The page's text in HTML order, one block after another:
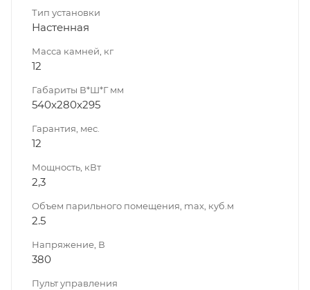
Тип установки
Настенная
Масса камней, кг
12
Габариты В*Ш*Г мм
540x280x295
Гарантия, мес.
12
Мощность, кВт
2,3
Объем парильного помещения, max, куб.м
2.5
Напряжение, В
380
Пульт управления